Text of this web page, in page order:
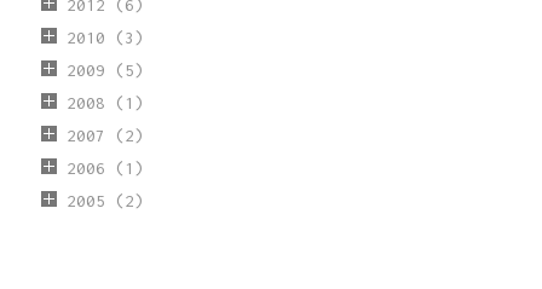
2012 (6)
2010 (3)
2009 (5)
2008 (1)
2007 (2)
2006 (1)
2005 (2)